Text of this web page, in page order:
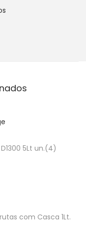
5Lt un.(4)
com Casca 1Lt.